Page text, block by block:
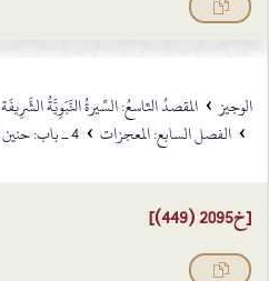
الوجيز › المقصدُ التّاسعُ: السِّيرةُ النَّبَوِيَّةُ الشَّرِيفَة
› الفصل السابع: المعجزات › 4 ـ باب: حنين الجذع
[خ2095 (449)]